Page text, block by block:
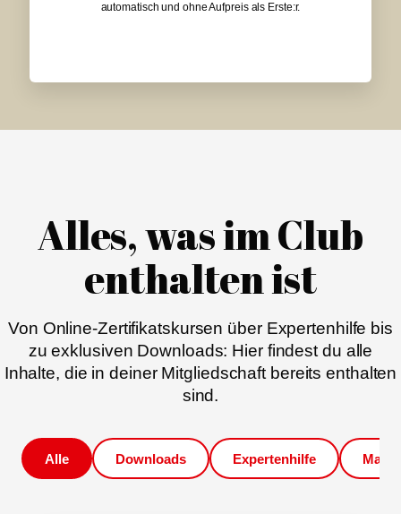
automatisch und ohne Aufpreis als Erste:r.
Alles, was im Club
enthalten ist
Von Online-Zertifikatskursen über Expertenhilfe bis
zu exklusiven Downloads: Hier findest du alle
Inhalte, die in deiner Mitgliedschaft bereits enthalten
sind.
Alle Downloads Expertenhilfe